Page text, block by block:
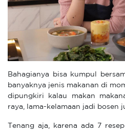
Bahagianya bisa kumpul
banyaknya jenis makanan di
dipungkiri kalau makan
raya, lama-kelamaan jadi bosen
Tenang aja, karena ada 7